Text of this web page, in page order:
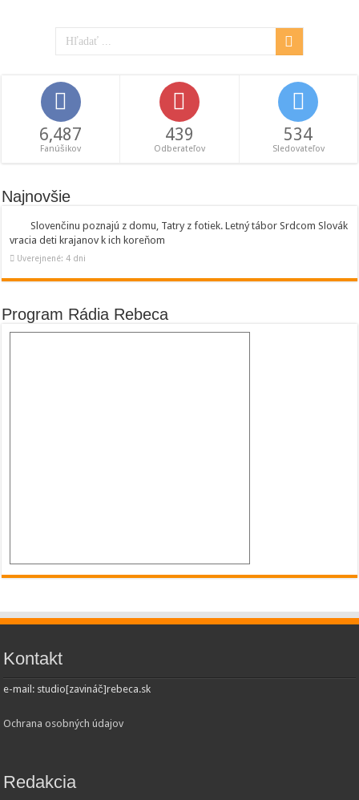
6,487
Fanúšikov
439
Odberateľov
534
Sledovateľov
Najnovšie
Slovenčinu poznajú z domu, Tatry z fotiek. Letný tábor Srdcom Slovák
vracia deti krajanov k ich koreňom
Uverejnené: 4 dni
Program Rádia Rebeca
Kontakt
e-mail: studio[zavináč]rebeca.sk
Ochrana osobných údajov
Redakcia